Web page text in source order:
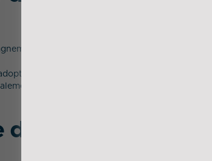
des conducteurs.
des pratiques permettant de limiter la
dans des équipements et des cabines plus
véhicules et